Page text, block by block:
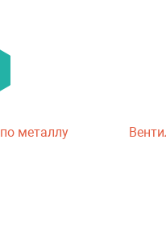
металлу